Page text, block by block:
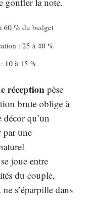
60 % du budget
: 25 à 40 %
10 à 15 %
réceptionpèse
brute oblige à
qu’un
par une
joue entre
du couple,
s’éparpille dans